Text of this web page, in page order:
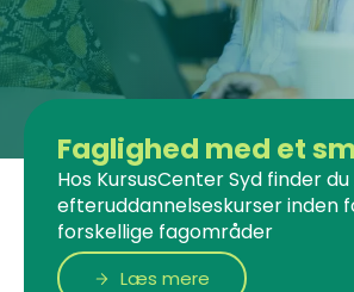
Faglighed med et
Hos KursusCenter Syd finder
efteruddannelseskurser inden
forskellige fagområder
Læs mere